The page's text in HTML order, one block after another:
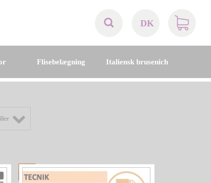
DK
BE
DK
Flisebelægning Italiensk brusenich